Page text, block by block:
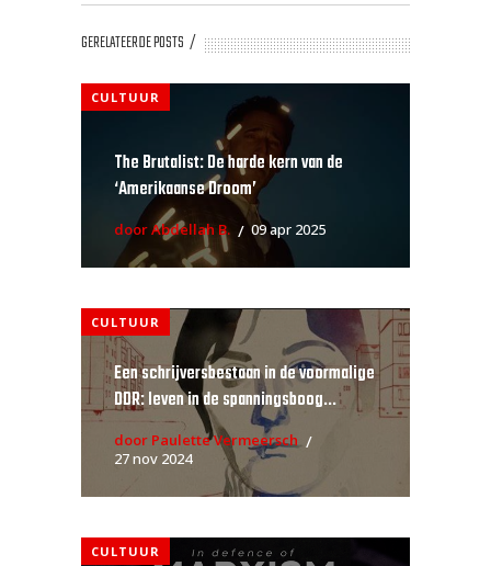
GERELATEERDE POSTS
CULTUUR
The Brutalist: De harde kern van de
‘Amerikaanse Droom’
door Abdellah B. 09 apr 2025
CULTUUR
Een schrijversbestaan in de voormalige
DDR: leven in de spanningsboog...
door Paulette Vermeersch
27 nov 2024
CULTUUR